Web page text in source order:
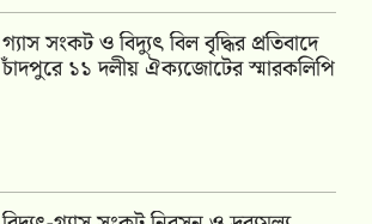
গ্যাস সংকট ও বিদ্যুৎ বিল বৃদ্ধির প্রতিবাদে
চাঁদপুরে ১১ দলীয় ঐক্যজোটের স্মারকলিপি